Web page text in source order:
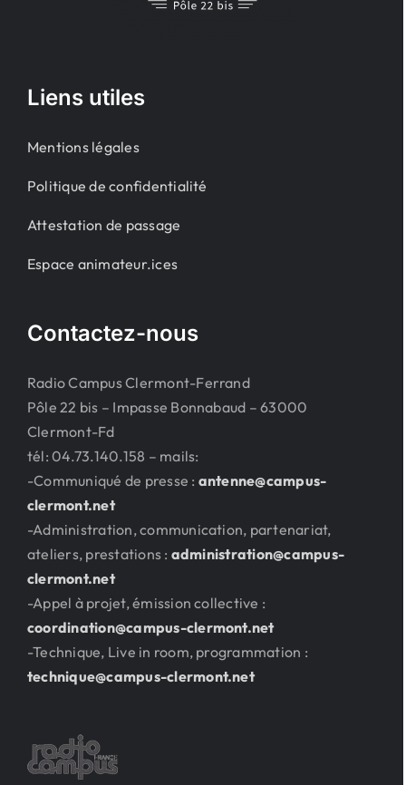
Liens utiles
Mentions légales
Politique de confidentialité
Attestation de passage
Espace animateur.ices
Contactez-nous
Radio Campus Clermont-Ferrand
Pôle 22 bis – Impasse Bonnabaud – 63000
Clermont-Fd
tél: 04.73.140.158 – mails:
-Communiqué de presse : antenne@campus-
clermont.net
-Administration, communication, partenariat,
ateliers, prestations : administration@campus-
clermont.net
-Appel à projet, émission collective :
coordination@campus-clermont.net
-Technique, Live in room, programmation :
technique@campus-clermont.net